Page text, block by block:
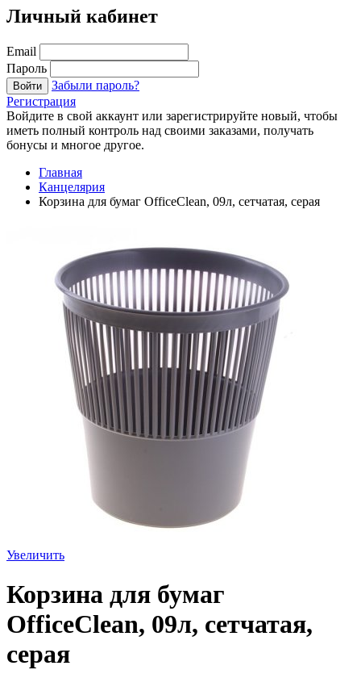
Личный кабинет
Email
Пароль
Войти
Забыли пароль?
Регистрация
Войдите в свой аккаунт или зарегистрируйте новый, чтобы
иметь полный контроль над своими заказами, получать
бонусы и многое другое.
Главная
Канцелярия
Корзина для бумаг OfficeClean, 09л, сетчатая, серая
Увеличить
Корзина для бумаг
OfficeClean, 09л, сетчатая,
серая